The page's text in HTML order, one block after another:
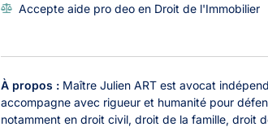
Accepte aide pro deo en Droit de l'Immobilier
À propos : Maître Julien ART est avocat
accompagne avec rigueur et humanité pour
notamment en droit civil, droit de la famille, droit